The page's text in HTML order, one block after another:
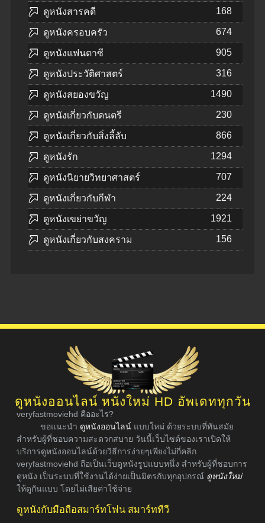
ดูหนังสารคดี 168
ดูหนังครอบครัว 674
ดูหนังแฟนตาซี 905
ดูหนังประวัติศาสตร์ 316
ดูหนังสยองขวัญ 1490
ดูหนังเกี่ยวกับดนตรี 230
ดูหนังเกี่ยวกับสิ่งลี้ลับ 866
ดูหนังรัก 1294
ดูหนังนิยายวิทยาศาสตร์ 707
ดูหนังเกี่ยวกับกีฬา 224
ดูหนังเขย่าขวัญ 1921
ดูหนังเกี่ยวกับสงคราม 156
ดูหนังออนไลน์ หนังใหม่ HD อัพเดททุกวัน
veryfastmoviehd คืออะไร?
ขอแนะนำ ดูหนังออนไลน์ แบบใหม่ ด้วยระบบที่ทันสมัย
สำหรับผู้ที่ชอบความสะดวกสบาย วันนี้เว็บไซต์ของเราเปิดให้
บริการดูหนังออนไลน์ด้วยวิธีการง่ายๆเพียงไม่กี่คลิก
veryfastmoviehd ถือเป็นเว็บดูหนังรูปแบบหนึ่ง สำหรับผู้ที่ชอบการ
ดูหนัง เป็นระบบที่ใช้งานได้ง่ายเป็นมิตรกับทุกอุปกรณ์ ดูหนังใหม่
ให้ดูกันแบบ โดยไม่เสียค่าใช้จ่าย
ดูหนังกับมือถือสมาร์ทโฟน สมาร์ททีวี